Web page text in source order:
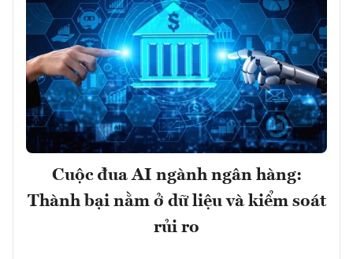
Cuộc đua AI ngành ngân hàng:
Thành bại nằm ở dữ liệu và kiểm soát
rủi ro